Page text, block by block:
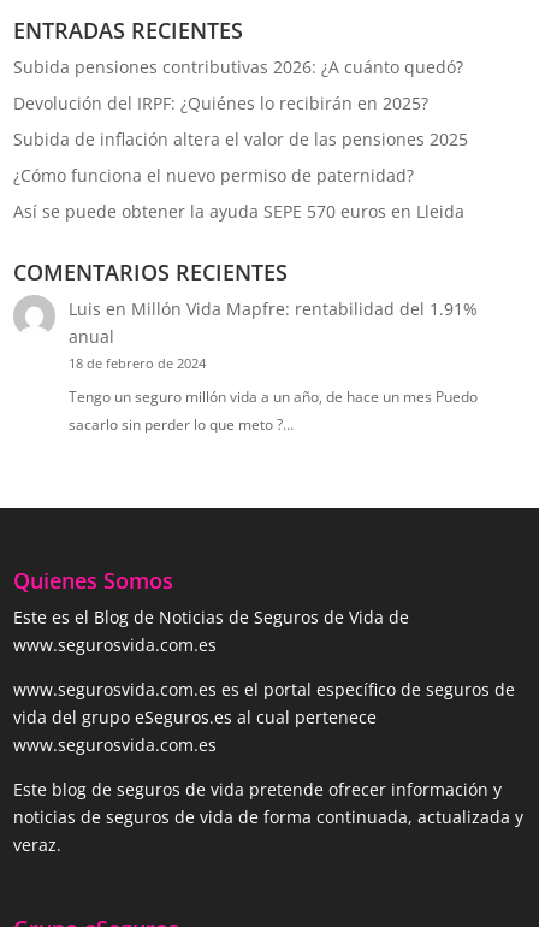
ENTRADAS RECIENTES
Subida pensiones contributivas 2026: ¿A cuánto quedó?
Devolución del IRPF: ¿Quiénes lo recibirán en 2025?
Subida de inflación altera el valor de las pensiones 2025
¿Cómo funciona el nuevo permiso de paternidad?
Así se puede obtener la ayuda SEPE 570 euros en Lleida
COMENTARIOS RECIENTES
Luis en Millón Vida Mapfre: rentabilidad del 1.91%
anual
18 de febrero de 2024
Tengo un seguro millón vida a un año, de hace un mes Puedo
sacarlo sin perder lo que meto ?…
Quienes Somos
Este es el Blog de Noticias de Seguros de Vida de
www.segurosvida.com.es
www.segurosvida.com.es es el portal específico de seguros de
vida del grupo eSeguros.es al cual pertenece
www.segurosvida.com.es
Este blog de seguros de vida pretende ofrecer información y
noticias de seguros de vida de forma continuada, actualizada y
veraz.